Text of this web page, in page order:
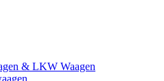
& LKW Waagen